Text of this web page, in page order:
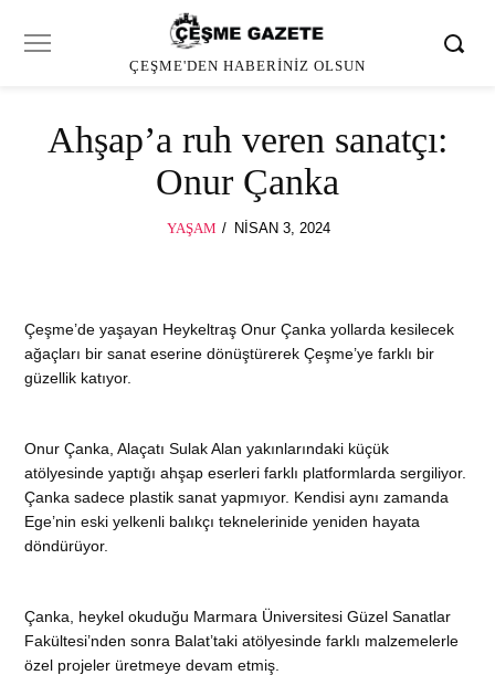
ÇEŞME'DEN HABERINIZ OLSUN
Ahşap’a ruh veren sanatçı:
Onur Çanka
YAŞAM
POSTED
NISAN 3, 2024
Çeşme’de yaşayan Heykeltraş Onur Çanka yollarda kesilecek
ağaçları bir sanat eserine dönüştürerek Çeşme’ye farklı bir
güzellik katıyor.
Onur Çanka, Alaçatı Sulak Alan yakınlarındaki küçük
atölyesinde yaptığı ahşap eserleri farklı platformlarda sergiliyor.
Çanka sadece plastik sanat yapmıyor. Kendisi aynı zamanda
Ege’nin eski yelkenli balıkçı teknelerinide yeniden hayata
döndürüyor.
Çanka, heykel okuduğu Marmara Üniversitesi Güzel Sanatlar
Fakültesi’nden sonra Balat’taki atölyesinde farklı malzemelerle
özel projeler üretmeye devam etmiş.